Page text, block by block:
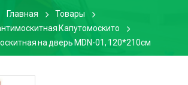
Главная
Товары
Капутомоскито
на дверь MDN-01, 120*210см